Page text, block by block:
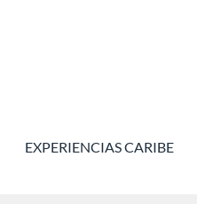
EXPERIENCIAS CARIBE